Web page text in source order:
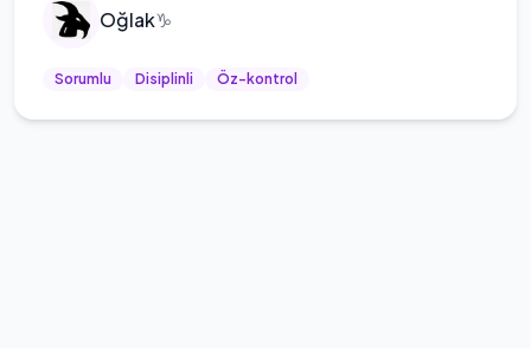
Oğlak♑
Sorumlu Disiplinli Öz-kontrol